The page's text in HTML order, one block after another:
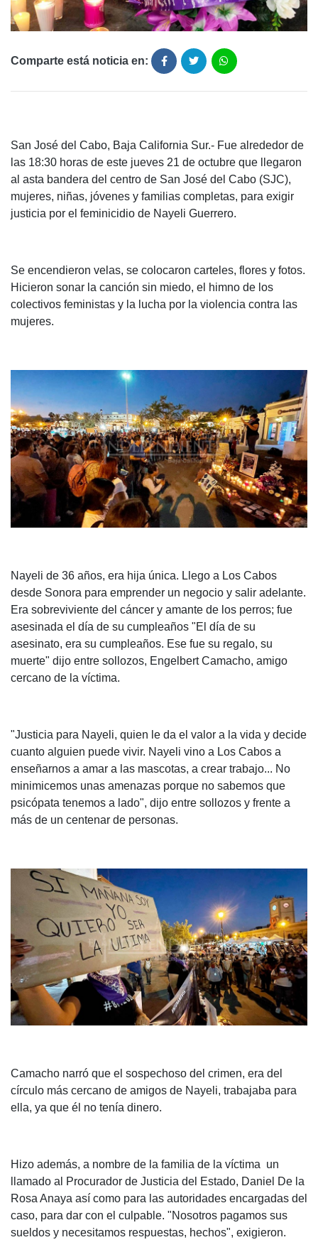
Comparte está noticia en:
San José del Cabo, Baja California Sur.- Fue alrededor de
las 18:30 horas de este jueves 21 de octubre que llegaron
al asta bandera del centro de San José del Cabo (SJC),
mujeres, niñas, jóvenes y familias completas, para exigir
justicia por el feminicidio de Nayeli Guerrero.
Se encendieron velas, se colocaron carteles, flores y fotos.
Hicieron sonar la canción sin miedo, el himno de los
colectivos feministas y la lucha por la violencia contra las
mujeres.
Nayeli de 36 años, era hija única. Llego a Los Cabos
desde Sonora para emprender un negocio y salir adelante.
Era sobreviviente del cáncer y amante de los perros; fue
asesinada el día de su cumpleaños "El día de su
asesinato, era su cumpleaños. Ese fue su regalo, su
muerte" dijo entre sollozos, Engelbert Camacho, amigo
cercano de la víctima.
"Justicia para Nayeli, quien le da el valor a la vida y decide
cuanto alguien puede vivir. Nayeli vino a Los Cabos a
enseñarnos a amar a las mascotas, a crear trabajo... No
minimicemos unas amenazas porque no sabemos que
psicópata tenemos a lado", dijo entre sollozos y frente a
más de un centenar de personas.
Camacho narró que el sospechoso del crimen, era del
círculo más cercano de amigos de Nayeli, trabajaba para
ella, ya que él no tenía dinero.
Hizo además, a nombre de la familia de la víctima un
llamado al Procurador de Justicia del Estado, Daniel De la
Rosa Anaya así como para las autoridades encargadas del
caso, para dar con el culpable. "Nosotros pagamos sus
sueldos y necesitamos respuestas, hechos", exigieron.